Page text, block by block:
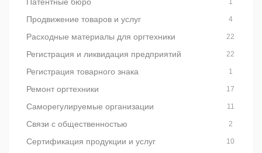
1
Продвижение товаров и услуг 4
Расходные материалы для оргтехники 22
Регистрация и ликвидация предприятий 22
Регистрация товарного знака 1
Ремонт оргтехники 17
Саморегулируемые организации 11
Связи с общественностью 2
Сертификация продукции и услуг 10